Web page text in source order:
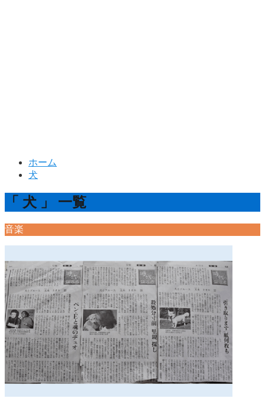
ホーム
犬
「 犬 」 一覧
音楽